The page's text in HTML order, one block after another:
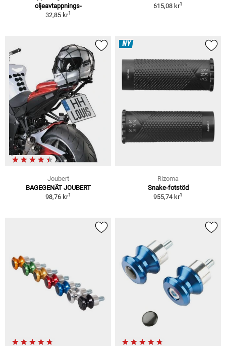
oljeavtappnings-
32,85 kr1
615,08 kr1
Joubert
BAGEGENÄT JOUBERT
98,76 kr1
NY
Rizoma
Snake-fotstöd
955,74 kr1